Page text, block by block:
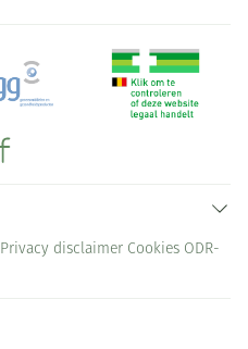
Privacy disclaimer Cookies ODR-